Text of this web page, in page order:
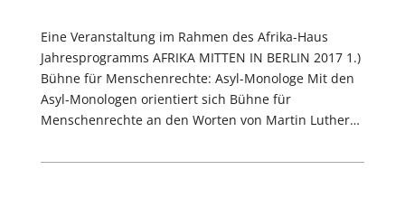
Eine Veranstaltung im Rahmen des Afrika-Haus
Jahresprogramms AFRIKA MITTEN IN BERLIN 2017 1.)
Bühne für Menschenrechte: Asyl-Monologe Mit den
Asyl-Monologen orientiert sich Bühne für
Menschenrechte an den Worten von Martin Luther…